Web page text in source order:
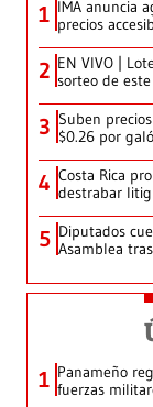
1 IMA anuncia
precios
2 EN VIVO |
sorteo de
3 Suben
$0.26 por
4 Costa Rica
destrabar
5 Diputados
Asamblea
1 Panameño
fuerzas